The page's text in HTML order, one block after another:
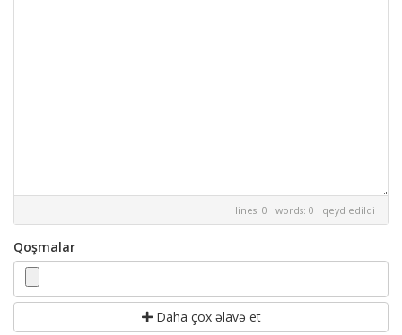
lines: 0 words: 0 qeyd edildi
Qoşmalar
Daha çox əlavə et